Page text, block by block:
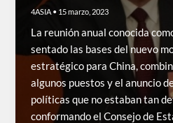
4ASIA • 15 marzo, 2023
La reunión anual conocida
sentado las bases del nuevo
estratégico para China,
algunos puestos y el anuncio
políticas que no estaban tan
conformando el Consejo de